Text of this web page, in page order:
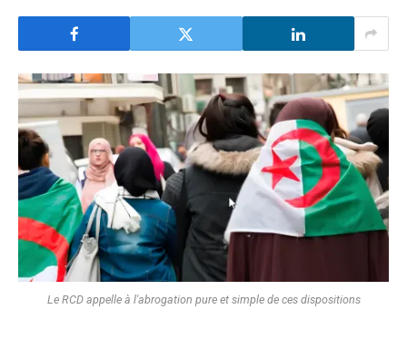
Le RCD appelle à l'abrogation pure et simple de ces dispositions